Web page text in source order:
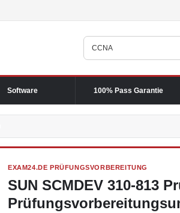
Software 100% Pass Garantie
EXAM24.DE PRÜFUNGSVORBEREITUNG
SUN SCMDEV 310-813